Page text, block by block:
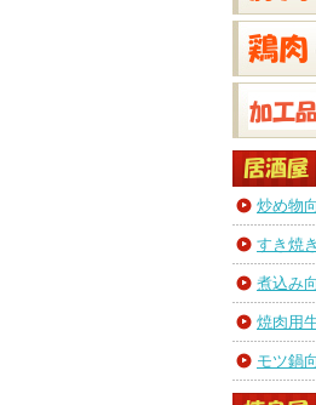
炒め物
すき焼
煮込み
焼肉用
モツ鍋